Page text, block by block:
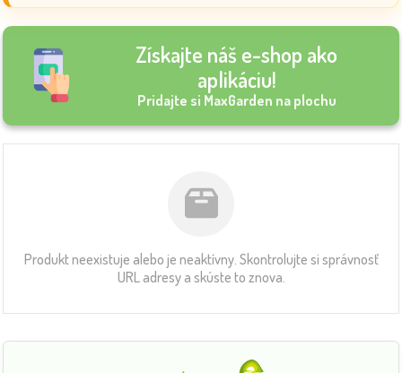
Získajte náš e-shop ako
aplikáciu!
Pridajte si MaxGarden na plochu
Produkt neexistuje alebo je neaktívny. Skontrolujte si správnosť
URL adresy a skúste to znova.